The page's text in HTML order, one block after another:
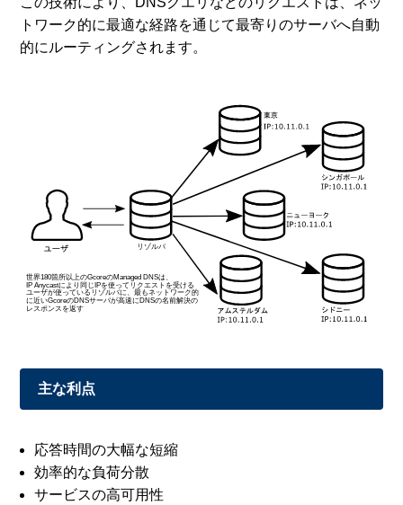
トワーク的に最適な経路を通じて最寄りのサーバへ自動
的にルーティングされます。
主な利点
応答時間の大幅な短縮
効率的な負荷分散
サービスの高可用性